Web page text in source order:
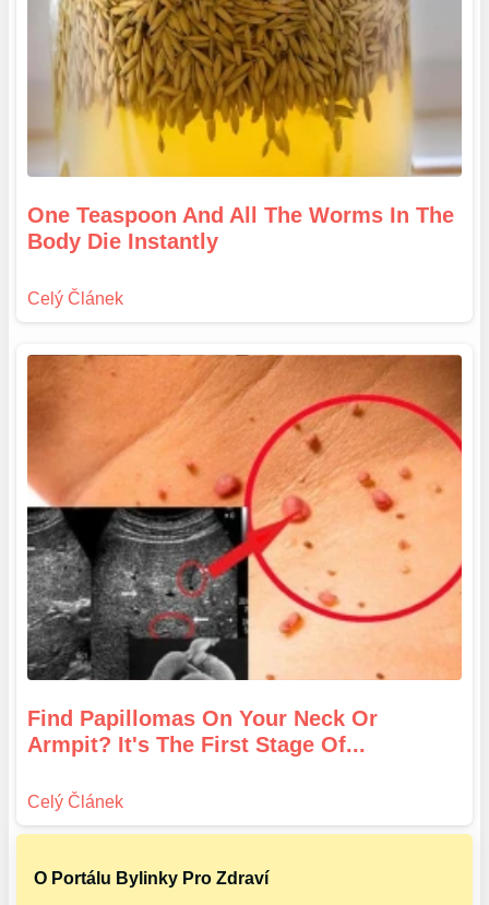
One Teaspoon And All The Worms In The
Body Die Instantly
Find Papillomas On Your Neck Or
Armpit? It's The First Stage Of...
O Portálu Bylinky Pro Zdraví